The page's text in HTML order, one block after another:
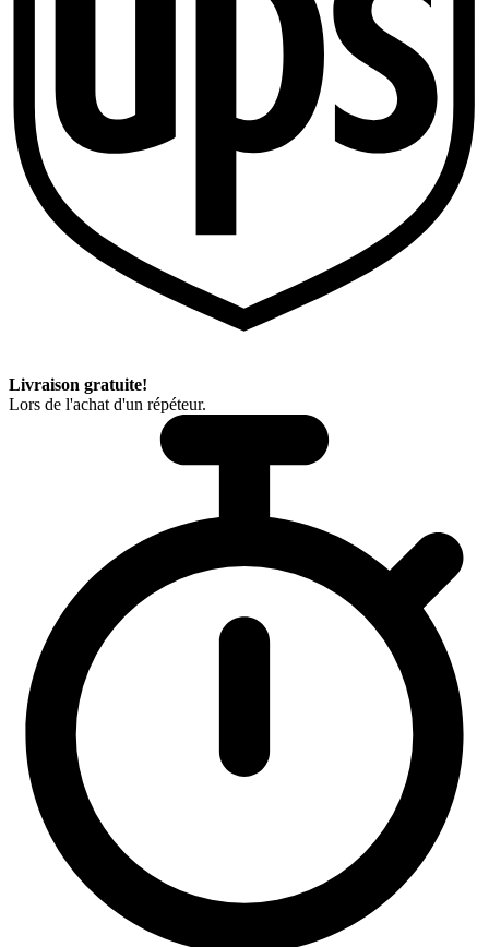
Livraison gratuite!
Lors de l'achat d'un répéteur.